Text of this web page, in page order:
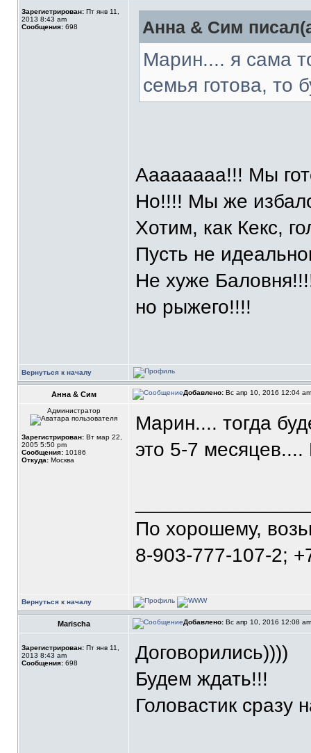
Зарегистрирован: Пт янв 11,
2013 8:43 am
Сообщения: 698 Анна & Сим
Марин.... я сама
семья готова, то
Аааааааа!!! Мы
Но!!!! Мы же
Хотим, как Кекс,
Пусть не
Не хуже
но рыжего!!!!
Вернуться к началу
Анна & Сим Добавлено: Вс апр 10, 2016 12:04
Администратор
Зарегистрирован: Вт мар 22,
2005 5:50 pm
Сообщения: 10186
Откуда: Москва
Марин.... тогда
это 5-7
По хорошему,
8-903-777-107-2;
Вернуться к началу
Marischa Добавлено: Вс апр 10, 2016 12:08
Зарегистрирован: Пт янв 11,
2013 8:43 am
Сообщения: 698
Договорились))))
Будем ждать!!!
Головастик сразу